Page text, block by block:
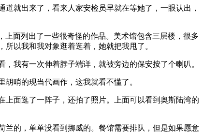
就出来了，看来人家安检员早就在等她了，一眼认出，
面列出了一些很奇怪的作品。美术馆包含三层楼，很多
以我和我对象逛着逛着，她就把我甩了。
我有一次伸着脖子端详，就被旁边的保安按了个喇叭。
哨的现当代画作，这我就看不懂了。
面逛了一阵子，还拍了照片。上面可以看到奥斯陆湾的
兰的，单单没看到挪威的。餐馆需要排队，但是如果愿意